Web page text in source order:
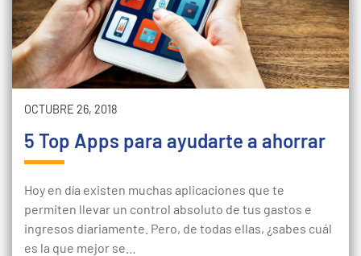
OCTUBRE 26, 2018
5 Top Apps para ayudarte a ahorrar
Hoy en día existen muchas aplicaciones que te
permiten llevar un control absoluto de tus gastos e
ingresos diariamente. Pero, de todas ellas, ¿sabes cuál
es la que mejor se…